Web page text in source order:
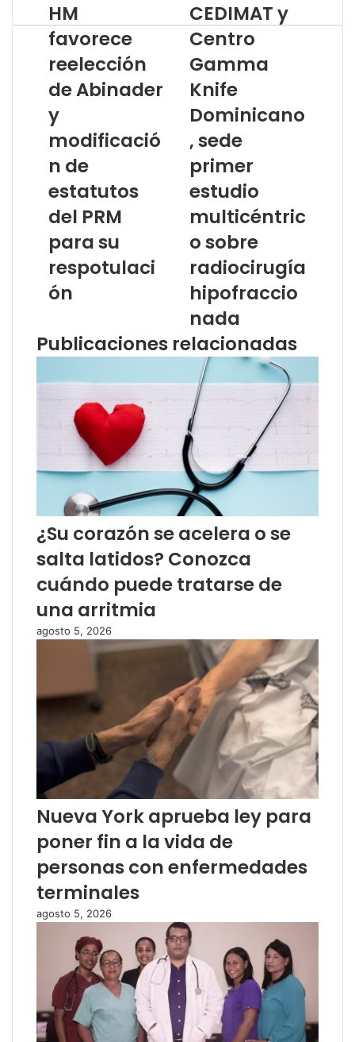
HM
favorece
reelección
de Abinader
y
modificació
n de
estatutos
del PRM
para su
respotulaci
ón
CEDIMAT y
Centro
Gamma
Knife
Dominicano
, sede
primer
estudio
multicéntric
o sobre
radiocirugía
hipofraccio
nada
Publicaciones relacionadas
¿Su corazón se acelera o se
salta latidos? Conozca
cuándo puede tratarse de
una arritmia
agosto 5, 2026
Nueva York aprueba ley para
poner fin a la vida de
personas con enfermedades
terminales
agosto 5, 2026